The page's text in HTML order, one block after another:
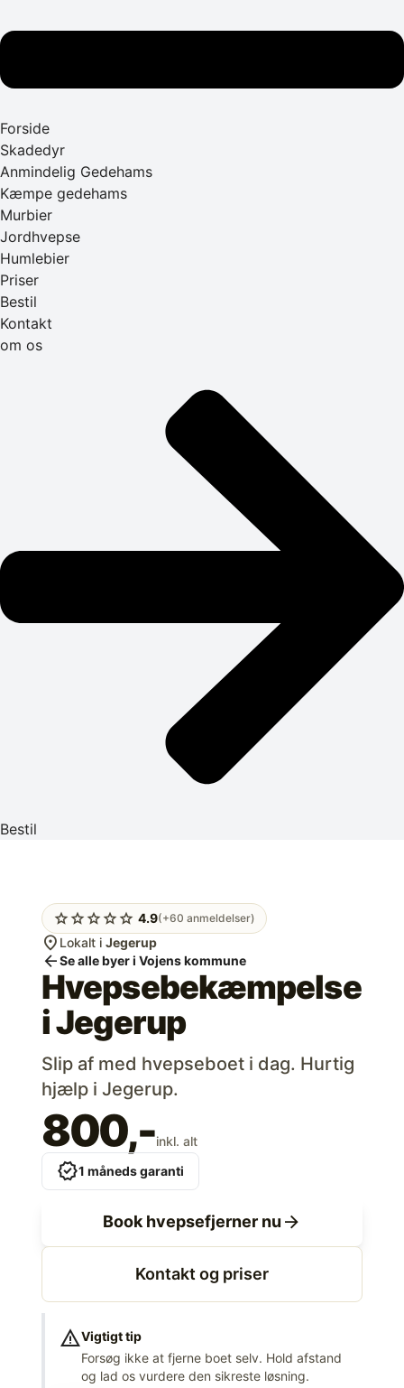
Forside
Skadedyr
Anmindelig Gedehams
Kæmpe gedehams
Murbier
Jordhvepse
Humlebier
Priser
Bestil
Kontakt
om os
Bestil
starstarstarstarstar 4.9(+60 anmeldelser)
location_on Lokalt i Jegerup
arrow_backSe alle byer i Vojens kommune
Hvepsebekæmpelse
iJegerup
Slip af med hvepseboet i dag. Hurtig
hjælp i Jegerup.
800,-inkl. alt
verified1 måneds garanti
Book hvepsefjerner nu arrow_forward
Kontakt og priser
warningVigtigt tip
Forsøg ikke at fjerne boet selv. Hold afstand
og lad os vurdere den sikreste løsning.